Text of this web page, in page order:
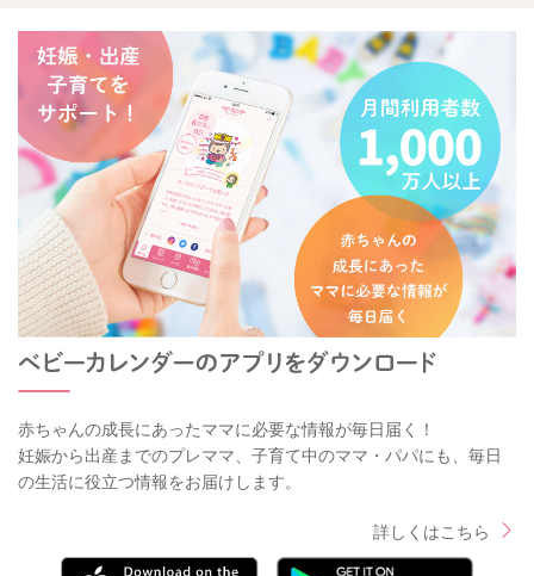
赤ちゃんの成長にあったママに必要な情報が毎日届く！
妊娠から出産までのプレママ、子育て中のママ・パパにも、毎日
の生活に役立つ情報をお届けします。
詳しくはこちら